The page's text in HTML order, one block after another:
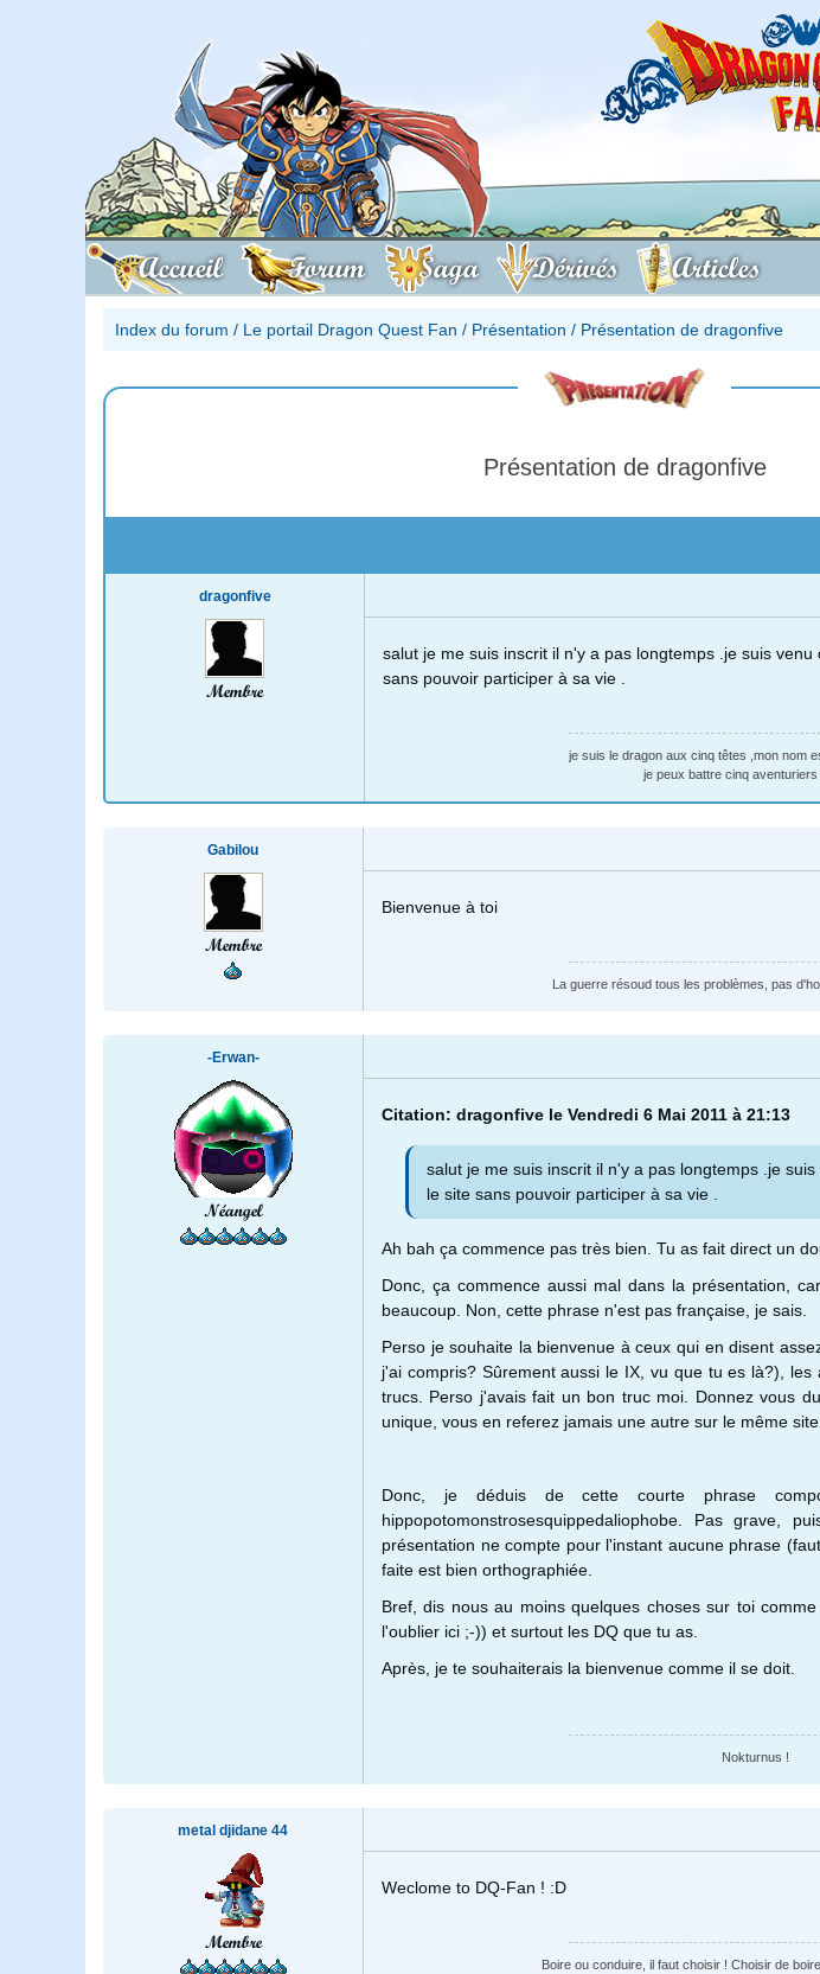
Accueil Forum Saga Dérivés Articles
Index du forum / Le portail Dragon Quest Fan / Présentation / Présentation de dragonfive
Présentation de dragonfive
dragonfive
Membre
salut je me suis inscrit il n'y a pas longtemps .je suis
sans pouvoir participer à sa vie .
je suis le dragon aux cinq têtes ,mon nom
je peux battre cinq aventuriers
Gabilou
Membre
Bienvenue à toi
La guerre résoud tous les problèmes, pas
-Erwan-
Néangel
Citation: dragonfive le Vendredi 6 Mai 2011 à 21:13
salut je me suis inscrit il n'y a pas longtemps .je
le site sans pouvoir participer à sa vie .
Ah bah ça commence pas très bien. Tu as fait direct un
Donc, ça commence aussi mal dans la présentation,
beaucoup. Non, cette phrase n'est pas française, je sais.
Perso je souhaite la bienvenue à ceux qui en disent
j'ai compris? Sûrement aussi le IX, vu que tu es là?),
trucs. Perso j'avais fait un bon truc moi. Donnez vous
unique, vous en referez jamais une autre sur le même
Donc, je déduis de cette courte phrase
hippopotomonstrosesquippedaliophobe. Pas grave,
présentation ne compte pour l'instant aucune phrase
faite est bien orthographiée.
Bref, dis nous au moins quelques choses sur toi
l'oublier ici ;-)) et surtout les DQ que tu as.
Après, je te souhaiterais la bienvenue comme il se doit.
Nokturnus !
metal djidane 44
Membre
Weclome to DQ-Fan ! :D
Boire ou conduire, il faut choisir ! Choisir de